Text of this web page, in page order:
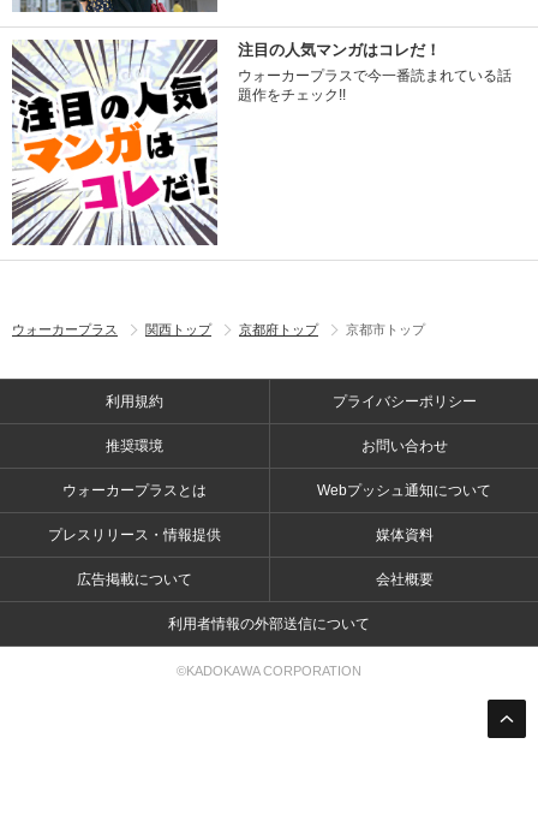
注目の人気マンガはコレだ！
ウォーカープラスで今一番読まれている話
題作をチェック!!
ウォーカープラス 関西トップ 京都府トップ 京都市トップ
利用規約 プライバシーポリシー
推奨環境 お問い合わせ
ウォーカープラスとは Webプッシュ通知について
プレスリリース・情報提供 媒体資料
広告掲載について 会社概要
利用者情報の外部送信について
©KADOKAWA CORPORATION